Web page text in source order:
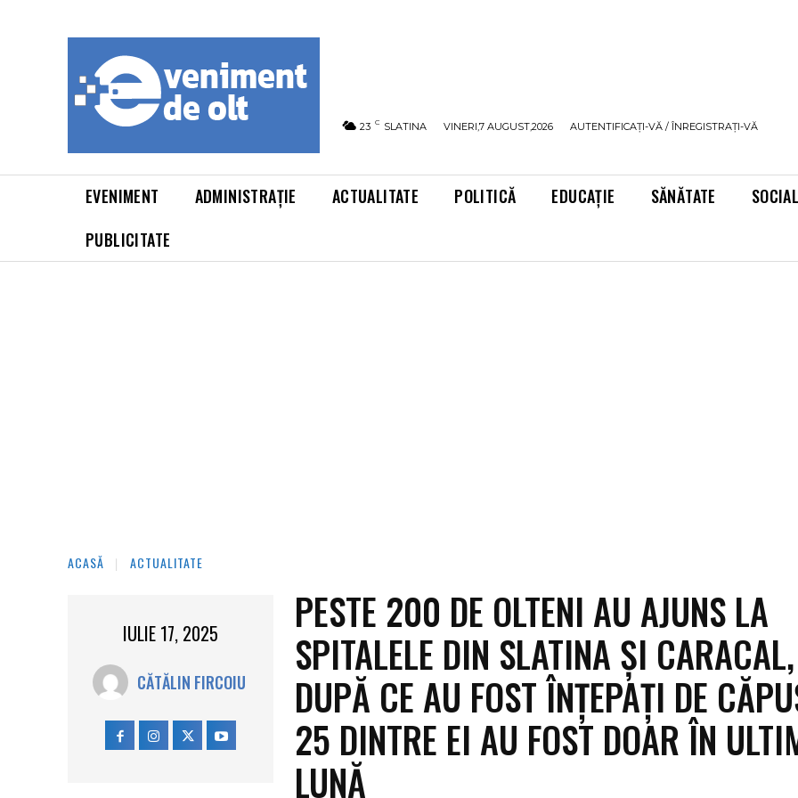
23 C SLATINA VINERI,7 AUGUST,2026 AUTENTIFICAȚI-VĂ / ÎNREGISTRAȚI-VĂ
EVENIMENT ADMINISTRAȚIE ACTUALITATE POLITICĂ EDUCAȚIE SĂNĂTATE SOCIAL
PUBLICITATE
ACASĂ ACTUALITATE
IULIE 17, 2025
CĂTĂLIN FIRCOIU
PESTE 200 DE OLTENI AU AJUNS LA
SPITALELE DIN SLATINA ȘI CARACAL,
DUPĂ CE AU FOST ÎNȚEPAȚI DE
25 DINTRE EI AU FOST DOAR ÎN
LUNĂ